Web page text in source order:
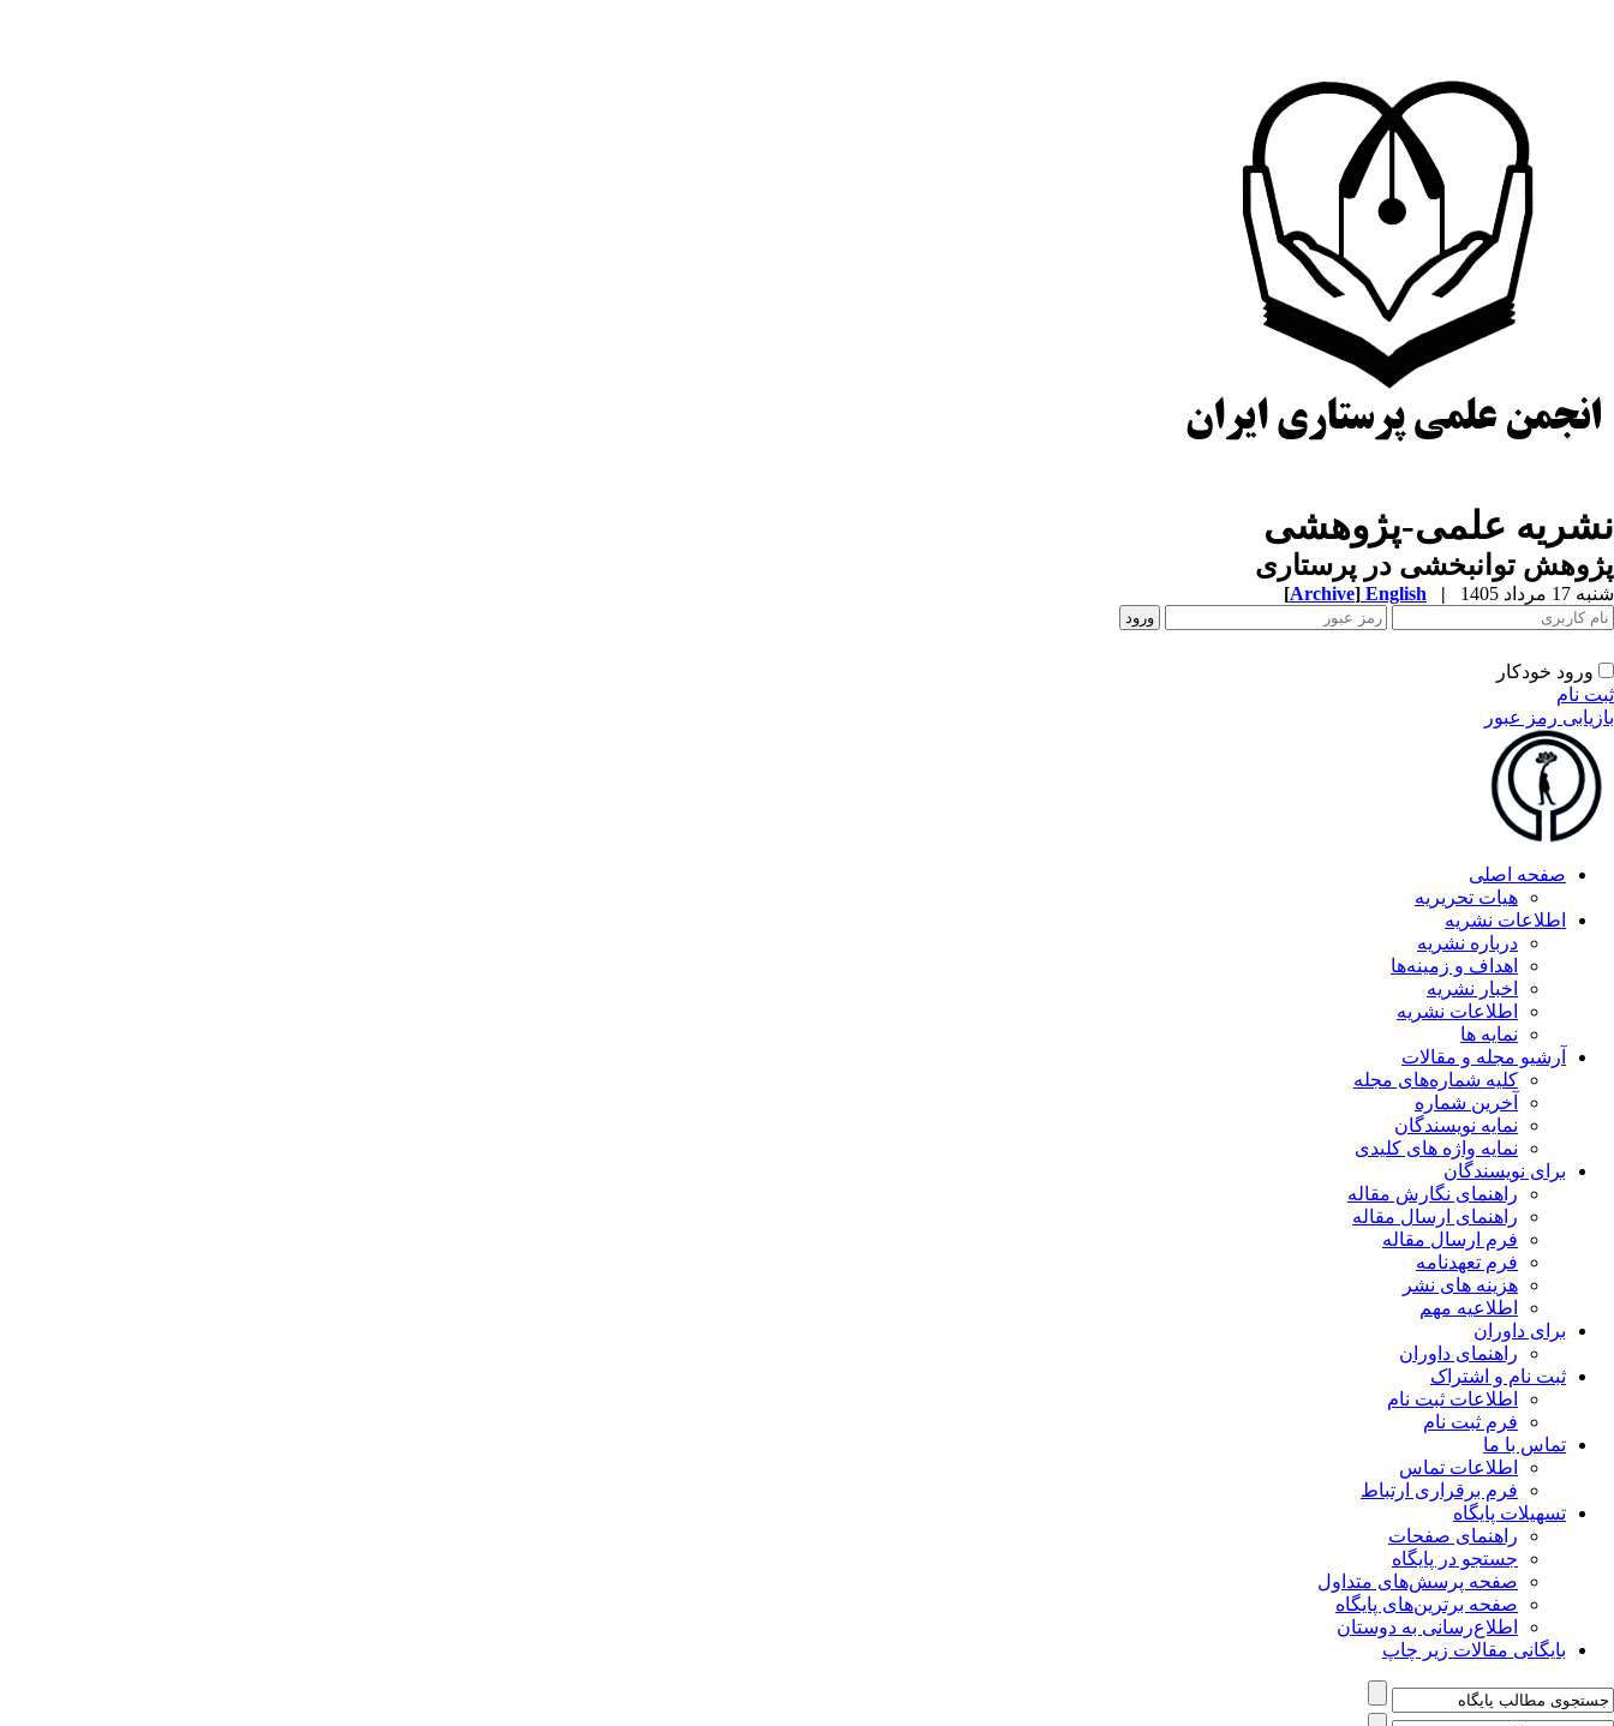
نشریه علمی-پژوهشی
پژوهش توانبخشی در پرستاری
شنبه 17 مرداد 1405 |
English
[Archive]
ورود خودکار
ثبت نام
بازیابی رمز عبور
صفحه اصلی
هیات تحریریه
اطلاعات نشریه
درباره نشریه
اهداف و زمینه‌ها
اخبار نشریه
اطلاعات نشریه
نمایه ها
آرشیو مجله و مقالات
کلیه شماره‌های مجله
آخرین شماره
نمایه نویسندگان
نمایه واژه های کلیدی
برای نویسندگان
راهنمای نگارش مقاله
راهنمای ارسال مقاله
فرم ارسال مقاله
فرم تعهدنامه
هزینه های نشر
اطلاعیه مهم
برای داوران
راهنمای داوران
ثبت نام و اشتراک
اطلاعات ثبت نام
فرم ثبت نام
تماس با ما
اطلاعات تماس
فرم برقراری ارتباط
تسهیلات پایگاه
راهنمای صفحات
جستجو در پایگاه
صفحه پرسش‌های متداول
صفحه برترین‌های پایگاه
اطلاع‌رسانی به دوستان
بایگانی مقالات زیر چاپ